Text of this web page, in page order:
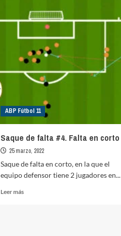
ABP Fútbol 11
Saque de falta #4. Falta en corto
25 marzo, 2022
Saque de falta en corto, en la que el
equipo defensor tiene 2 jugadores en...
Leer másLeer